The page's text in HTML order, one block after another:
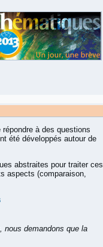
à des questions
été développés autour de
abstraites pour traiter ces
aspects (comparaison,
nous demandons que la